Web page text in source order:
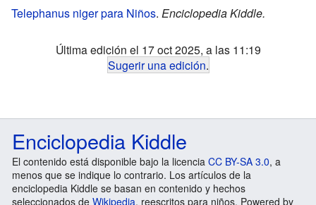
Telephanus niger para Niños. Enciclopedia Kiddle.
Última edición el 17 oct 2025, a las 11:19
Sugerir una edición.
Enciclopedia Kiddle
El contenido está disponible bajo la licencia CC BY-SA 3.0, a
menos que se indique lo contrario. Los artículos de la
enciclopedia Kiddle se basan en contenido y hechos
seleccionados de Wikipedia, reescritos para niños. Powered by